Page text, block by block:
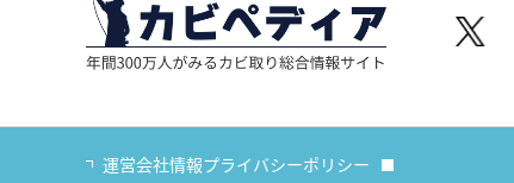
運営会社情報プライバシーポリシー